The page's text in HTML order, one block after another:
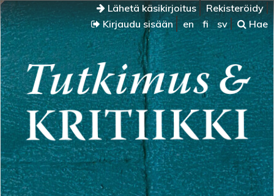
Lähetä käsikirjoitus
Rekisteröidy
Kirjaudu sisään
en fi sv Hae